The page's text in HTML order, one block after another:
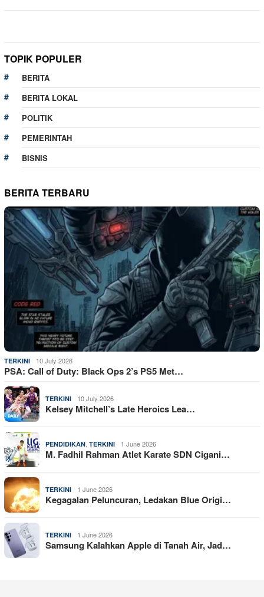
TOPIK POPULER
BERITA
BERITA LOKAL
POLITIK
PEMERINTAH
BISNIS
BERITA TERBARU
TERKINI 10 July 2026
PSA: Call of Duty: Black Ops 2’s PS5 Met…
TERKINI 10 July 2026
Kelsey Mitchell’s Late Heroics Lea…
PENDIDIKAN, TERKINI 1 June 2026
M. Fadhil Rahman Atlet Karate SDN Cigani…
TERKINI 1 June 2026
Kegagalan Peluncuran, Ledakan Blue Origi…
TERKINI 1 June 2026
Samsung Kalahkan Apple di Tanah Air, Jad…